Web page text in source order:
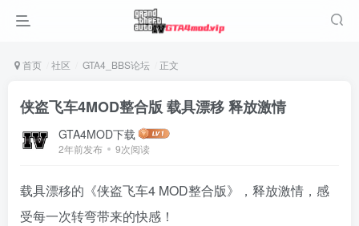
首页 社区 GTA4_BBS论坛 正文
侠盗飞车4MOD整合版 载具漂移 释放激情
GTA4MOD下载
2年前发布 9次阅读
载具漂移的《侠盗飞车4 MOD整合版》，释放激情，感
受每一次转弯带来的快感！